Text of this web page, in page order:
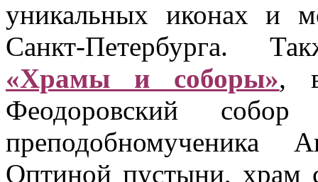
уникальных иконах и
Санкт-Петербурга.
«Храмы и соборы»,
Феодоровский
преподобномученика
Оптиной пустыни, храм